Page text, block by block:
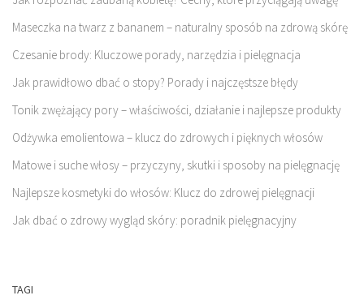
Maseczka na twarz z bananem – naturalny sposób na zdrową skórę
Czesanie brody: Kluczowe porady, narzędzia i pielęgnacja
Jak prawidłowo dbać o stopy? Porady i najczęstsze błędy
Tonik zwężający pory – właściwości, działanie i najlepsze produkty
Odżywka emolientowa – klucz do zdrowych i pięknych włosów
Matowe i suche włosy – przyczyny, skutki i sposoby na pielęgnację
Najlepsze kosmetyki do włosów: Klucz do zdrowej pielęgnacji
Jak dbać o zdrowy wygląd skóry: poradnik pielęgnacyjny
TAGI